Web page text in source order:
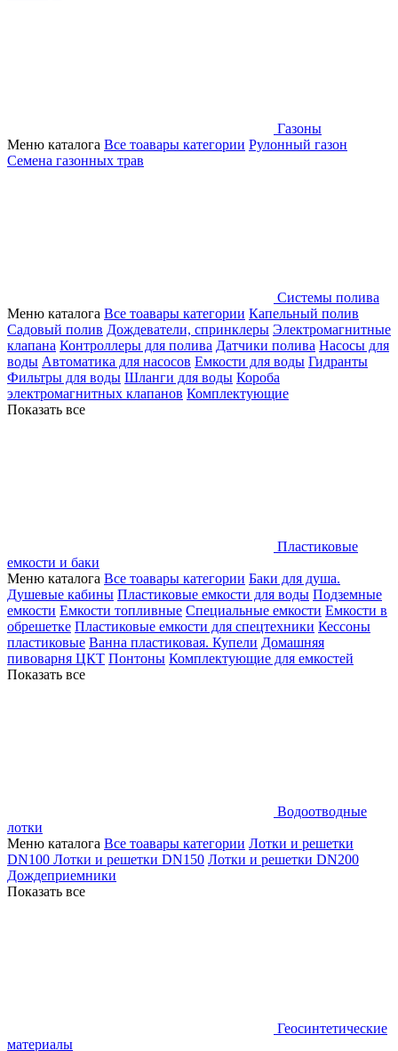
Газоны
Меню каталога Все тоавары категории Рулонный газон
Семена газонных трав
Системы полива
Меню каталога Все тоавары категории Капельный полив
Садовый полив Дождеватели, спринклеры Электромагнитные
клапана Контроллеры для полива Датчики полива Насосы для
воды Автоматика для насосов Емкости для воды Гидранты
Фильтры для воды Шланги для воды Короба
электромагнитных клапанов Комплектующие
Показать все
Пластиковые
емкости и баки
Меню каталога Все тоавары категории Баки для душа.
Душевые кабины Пластиковые емкости для воды Подземные
емкости Емкости топливные Специальные емкости Емкости в
обрешетке Пластиковые емкости для спецтехники Кессоны
пластиковые Ванна пластиковая. Купели Домашняя
пивоварня ЦКТ Понтоны Комплектующие для емкостей
Показать все
Водоотводные
лотки
Меню каталога Все тоавары категории Лотки и решетки
DN100 Лотки и решетки DN150 Лотки и решетки DN200
Дождеприемники
Показать все
Геосинтетические
материалы